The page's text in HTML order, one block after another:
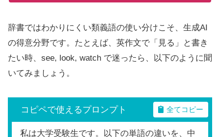
辞書ではわかりにくい類義語の使い分けこそ、生成AI
の得意分野です。たとえば、英作文で「見る」と書き
たい時、see, look, watch で迷ったら、以下のように聞
いてみましょう。
コピペで使えるプロンプト 全てコピー
私は大学受験生です。以下の単語の違いを、中